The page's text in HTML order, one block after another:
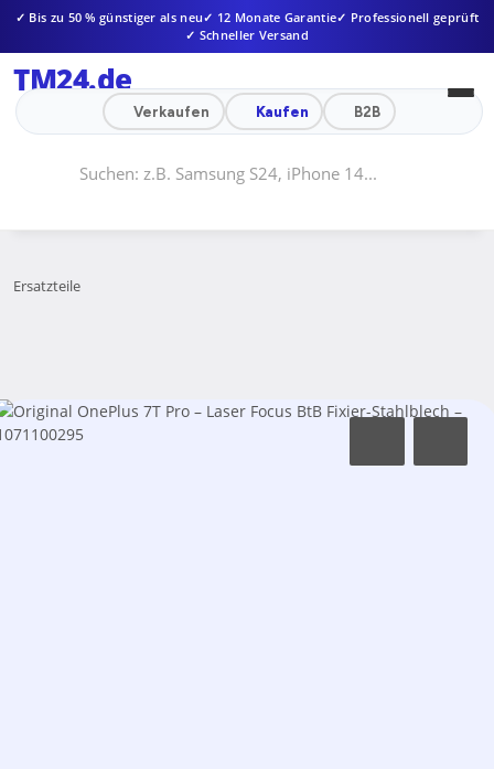
✓ Bis zu 50 % günstiger als neu✓ 12 Monate Garantie✓ Professionell geprüft
✓ Schneller Versand
TM24.de
Verkaufen Kaufen B2B
Ersatzteile